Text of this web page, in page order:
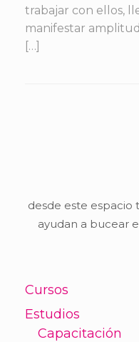
trabajar con ellos,
manifestar
[…]
desde este espacio
ayudan a bucear
Cursos
Estudios
Capacitación